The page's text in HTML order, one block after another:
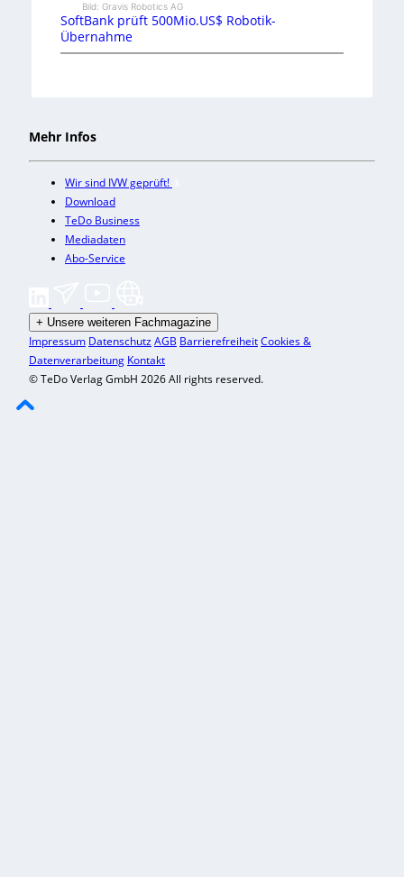
Bild: Gravis Robotics AG
SoftBank prüft 500Mio.US$ Robotik-
Übernahme
Mehr Infos
Wir sind IVW geprüft!
Download
TeDo Business
Mediadaten
Abo-Service
+ Unsere weiteren Fachmagazine
Impressum DatenschutzAGB BarrierefreiheitCookies &
Datenverarbeitung Kontakt
© TeDo Verlag GmbH 2026 All rights reserved.